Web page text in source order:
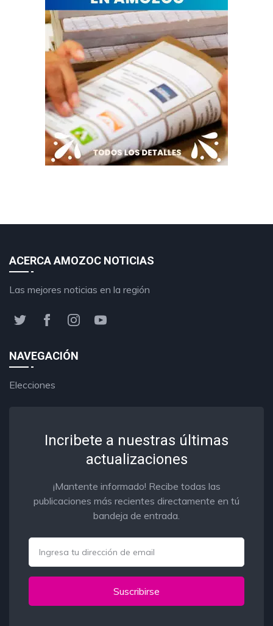
ACERCA AMOZOC NOTICIAS
Las mejores noticias en la región
NAVEGACIÓN
Elecciones
Incribete a nuestras últimas
actualizaciones
¡Mantente informado! Recibe todas las
publicaciones más recientes directamente en tú
bandeja de entrada.
Suscribirse